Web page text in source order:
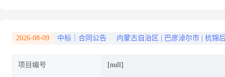
2026-08-09 中标｜合同公告 内蒙古自治区 巴彦淖尔市 杭锦
项目编号 [null]